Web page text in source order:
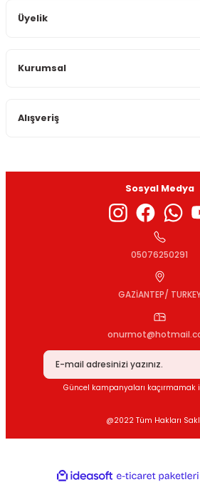
Ürün bilgilerinde hatalar bulunuyor.
Gönder
Üyelik
Kurumsal
Alışveriş
Sosyal Medya
05076250291
GAZİANTEP/
Güncel kampanyaları kaçırmamak
@2022 Tüm Hakları
ideasoft